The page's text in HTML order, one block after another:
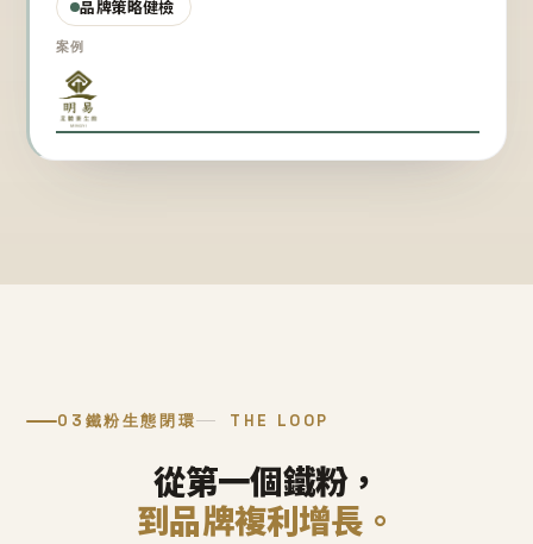
品牌策略健檢
案例
03 鐵粉生態閉環 THE LOOP
從第一個鐵粉，
到品牌複利增長。